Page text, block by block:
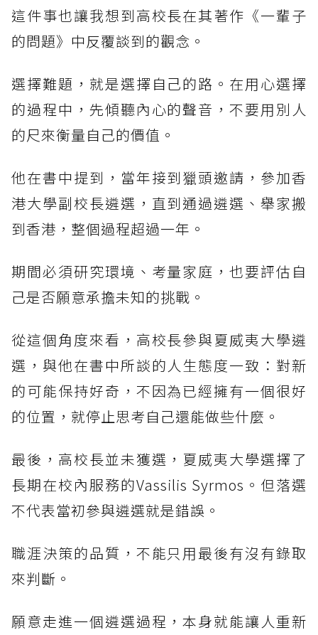
這件事也讓我想到高校長在其著作《一輩子
的問題》中反覆談到的觀念。
選擇難題，就是選擇自己的路。在用心選擇
的過程中，先傾聽內心的聲音，不要用別人
的尺來衡量自己的價值。
他在書中提到，當年接到獵頭邀請，參加香
港大學副校長遴選，直到通過遴選、舉家搬
到香港，整個過程超過一年。
期間必須研究環境、考量家庭，也要評估自
己是否願意承擔未知的挑戰。
從這個角度來看，高校長參與夏威夷大學遴
選，與他在書中所談的人生態度一致：對新
的可能保持好奇，不因為已經擁有一個很好
的位置，就停止思考自己還能做些什麼。
最後，高校長並未獲選，夏威夷大學選擇了
長期在校內服務的Vassilis Syrmos。但落選
不代表當初參與遴選就是錯誤。
職涯決策的品質，不能只用最後有沒有錄取
來判斷。
願意走進一個遴選過程，本身就能讓人重新